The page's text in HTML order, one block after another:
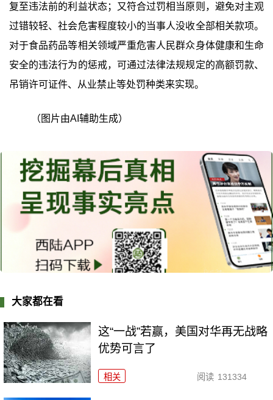
复至违法前的利益状态；又符合过罚相当原则，避免对主观
过错较轻、社会危害程度较小的当事人没收全部相关款项。
对于食品药品等相关领域严重危害人民群众身体健康和生命
安全的违法行为的惩戒，可通过法律法规规定的高额罚款、
吊销许可证件、从业禁止等处罚种类来实现。
（图片由AI辅助生成）
大家都在看
这“一战”若赢，美国对华再无战略
优势可言了
相关 阅读 131334